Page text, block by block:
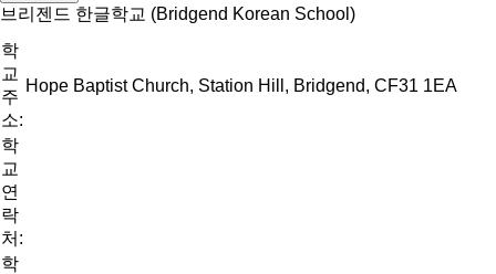
브리젠드 한글학교 (Bridgend Korean School)
학
교
주
소:
Hope Baptist Church, Station Hill, Bridgend, CF31 1EA
학
교
연
락
처:
학